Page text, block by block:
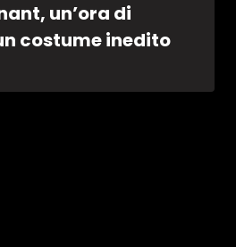
un’ora di
costume inedito